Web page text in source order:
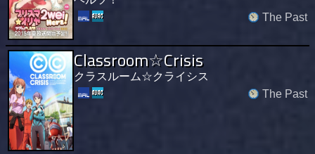
The Past
Classroom☆Crisis
クラスルーム☆クライシス
The Past